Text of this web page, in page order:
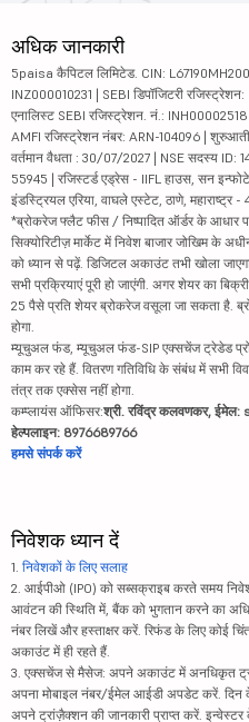
अधिक जानकारी
5paisa कैपिटल लिमिटेड. CIN:
INZ000010231 | SEBI डिपॉजिटरी
एनालिस्ट SEBI रजिस्ट्रेशन. नं.:
AMFI रजिस्ट्रेशन नंबर: ARN-104096 |
वर्तमान वैधता : 30/07/2027 | NSE सदस्य ID:
55945 | रजिस्टर्ड एड्रेस - IIFL हाउस, सन
इंडस्ट्रियल एरिया, वाघले एस्टेट, ठाणे, महाराष्ट्र
*ब्रोकरेज फ्लैट फीस / निष्पादित ऑर्डर के आधार
सिक्योरिटीज़ मार्केट में निवेश बाजार जोखिम के
को ध्यान से पढ़ें. डिजिटल अकाउंट तभी खोला
सभी प्रक्रियाएं पूरी हो जाएंगी. अगर शेयर का
25 पैसे प्रति शेयर ब्रोकरेज वसूला जा सकता है.
होगा.
म्यूचुअल फंड, म्यूचुअल फंड-SIP एक्सचेंज ट्रेडेड
काम कर रहे हैं. वितरण गतिविधि के संबंध में सभी
तंत्र तक एक्सेस नहीं होगा.
कम्प्लायंस ऑफिसर:श्री. रविंद्र कलवणकर,
हेल्पलाइन: 8976689766
हमसे संपर्क करें
निवेशक ध्यान दें
1. निवेशकों के लिए सलाह
2. आईपीओ (IPO) को सब्सक्राइब करते समय
आवंटन की स्थिति में, बैंक को भुगतान करने का
नंबर लिखें और हस्ताक्षर करें. रिफंड के लिए कोई
अकाउंट में ही रहते हैं.
3. एक्सचेंज से मैसेज: अपने अकाउंट में अनधिकृत
अपना मोबाइल नंबर/ईमेल आईडी अपडेट करें.
अपने ट्रांज़ैक्शन की जानकारी प्राप्त करें. इन्वेस्टर